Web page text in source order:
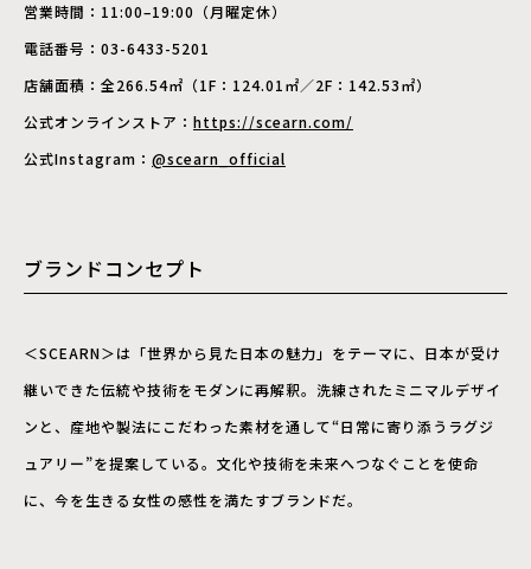
営業時間：11:00–19:00（月曜定休）
電話番号：03-6433-5201
店舗面積：全266.54㎡（1F：124.01㎡／2F：142.53㎡）
公式オンラインストア： https://scearn.com/
公式Instagram： @scearn_official
ブランドコンセプト
＜SCEARN＞は「世界から見た日本の魅力」をテーマに、日本が受け
継いできた伝統や技術をモダンに再解釈。洗練されたミニマルデザイ
ンと、産地や製法にこだわった素材を通して“日常に寄り添うラグジ
ュアリー”を提案している。文化や技術を未来へつなぐことを使命
に、今を生きる女性の感性を満たすブランドだ。